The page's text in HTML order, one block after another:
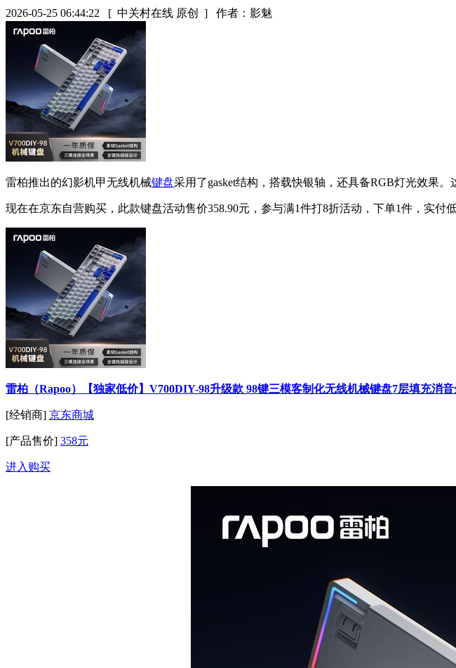
2026-05-25 06:44:22 [ 中关村在线 原创 ] 作者：影魅
雷柏推出的幻影机甲无线机械键盘采用了gasket结构，搭载快银轴，还具备RGB灯光效果
现在在京东自营购买，此款键盘活动售价358.90元，参与满1件打8折活动，下单1件，实付
雷柏（Rapoo）【独家低价】V700DIY-98升级款 98键三模客制化无线机械键盘7层填充消
[经销商] 京东商城
[产品售价] 358元
进入购买